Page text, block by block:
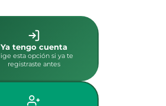
Ya tengo cuenta
esta opción si ya te
registraste antes